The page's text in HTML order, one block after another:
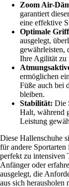
Zoom Air-
garantiert
eine effektive
Optimale
ausgelegt,
gewährleisten,
Ihre Agilität zu
ermöglichen
Füße auch bei
bleiben.
Stabilität: Die
Halt, während
Leistung
Diese Hallenschuhe
für andere
perfekt zu intensiven
Anfänger oder
ausgelegt, die
aus sich herausholen